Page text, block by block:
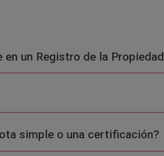
un Registro de la Propiedad
simple o una certificación?